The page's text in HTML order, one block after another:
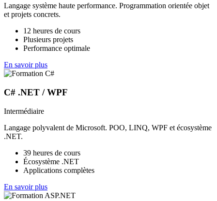
Langage système haute performance. Programmation orientée objet
et projets concrets.
12 heures de cours
Plusieurs projets
Performance optimale
En savoir plus
C# .NET / WPF
Intermédiaire
Langage polyvalent de Microsoft. POO, LINQ, WPF et écosystème
.NET.
39 heures de cours
Écosystème .NET
Applications complètes
En savoir plus